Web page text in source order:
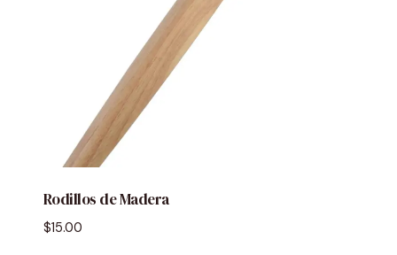
Rodillos de Madera
$15.00